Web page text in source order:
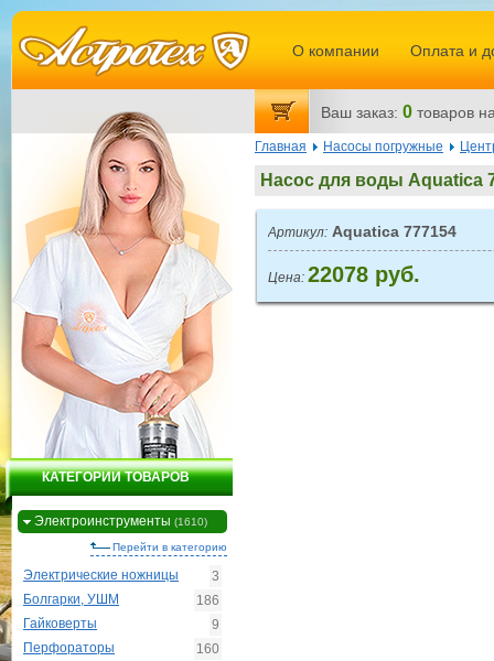
Главная Насосы погружные
Насос для воды Aquatica
Артикул: Aquatica 777154
Цена: 22078 руб.
КАТЕГОРИИ ТОВАРОВ
Электроинструменты (1610)
Перейти в категорию
Электрические ножницы
3
Болгарки, УШМ
186
Гайковерты
9
Перфораторы
160
О компании Оплата и
Ваш заказ: 0 товаров